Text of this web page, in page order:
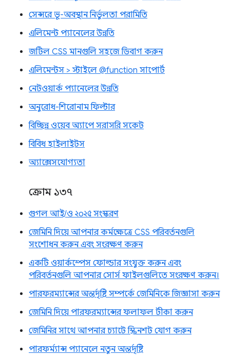
সেন্সরে ভূ-অবস্থান নির্ভুলতা পরামিতি
এলিমেন্ট প্যানেলের উন্নতি
জটিল CSS মানগুলি সহজে ডিবাগ করুন
এলিমেন্টস > স্টাইলে @function সাপোর্ট
নেটওয়ার্ক প্যানেলের উন্নতি
অনুরোধ-শিরোনাম ফিল্টার
বিচ্ছিন্ন ওয়েব অ্যাপে সরাসরি সকেট
বিবিধ হাইলাইটস
অ্যাক্সেসযোগ্যতা
ক্রোম ১৩৭
গুগল আই/ও ২০২৫ সংস্করণ
জেমিনি দিয়ে আপনার কর্মক্ষেত্রে CSS পরিবর্তনগুলি
সংশোধন করুন এবং সংরক্ষণ করুন
একটি ওয়ার্কস্পেস ফোল্ডার সংযুক্ত করুন এবং
পরিবর্তনগুলি আপনার সোর্স ফাইলগুলিতে সংরক্ষণ করুন।
পারফরম্যান্সের অন্তর্দৃষ্টি সম্পর্কে জেমিনিকে জিজ্ঞাসা করুন
জেমিনি দিয়ে পারফরম্যান্সের ফলাফল টীকা করুন
জেমিনির সাথে আপনার চ্যাটে স্ক্রিনশট যোগ করুন
পারফর্ম্যান্স প্যানেলে নতুন অন্তর্দৃষ্টি